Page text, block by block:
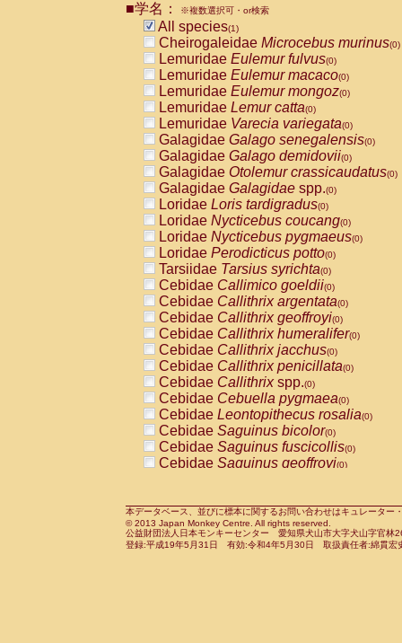
CebidaeCebus nigrivittatus
CebidaeCebus
CebidaeSaimiri boliviensis(0)
CebidaeSaimiri sciureus(0)
AtelidaeAlouatta caraya(0)
AtelidaeAlouatta fusca(0)
AtelidaeAlouatta seniculus
AtelidaeAlouattaspp.(0)
AtelidaeAteles belzebuth(0)
AtelidaeAteles geoffroyi(0)
AtelidaeAteles paniscus(0)
AtelidaeAtelesspp.(0)
Atelidae Lagothrix lagothricha
AtelidaeLagothrix lagothricha cana
PitheciidaeCacajao calvus
PitheciidaeCallicebus cupreus
PitheciidaeCallicebus donacophilus
PitheciidaeCallicebus moloch
PitheciidaeCallicebus torquatus
PitheciidaeCallicebusspp.(0)
PitheciidaeChiropotes satanas(0)
PitheciidaePithecia monachus
PitheciidaePithecia pithecia(0)
CercopithecidaeCercocebus agilis
CercopithecidaeCercocebus
CercopithecidaeCercocebus
CercopithecidaeCercocebus
CercopithecidaeCercocebus
CercopithecidaeCercocebushybrid
CercopithecidaePapio anubis(0)
CercopithecidaePapio cynocephalus
CercopithecidaePapio hamadryas(0)
■学名： ※複数選択可・or検索
All species(1)
Cheirogaleidae Microcebus murinus(0)
Lemuridae Eulemur fulvus(0)
Lemuridae Eulemur macaco(0)
Lemuridae Eulemur mongoz(0)
Lemuridae Lemur catta(0)
Lemuridae Varecia variegata(0)
Galagidae Galago senegalensis(0)
Galagidae Galago demidovii(0)
Galagidae Otolemur crassicaudatus(0)
Galagidae Galagidae spp.(0)
Loridae Loris tardigradus(0)
Loridae Nycticebus coucang(0)
Loridae Nycticebus pygmaeus(0)
Loridae Perodicticus potto(0)
Tarsiidae Tarsius syrichta(0)
Cebidae Callimico goeldii(0)
Cebidae Callithrix argentata(0)
Cebidae Callithrix geoffroyi(0)
Cebidae Callithrix humeralifer(0)
Cebidae Callithrix jacchus(0)
Cebidae Callithrix penicillata(0)
Cebidae Callithrixspp.(0)
Cebidae Cebuella pygmaea(0)
Cebidae Leontopithecus rosalia(0)
Cebidae Saguinus bicolor(0)
Cebidae Saguinus fuscicollis(0)
Cebidae Saguinus geoffroyi(0)
CebidaeSaguinus leucopus(0)
CebidaeSaguinus midas(0)
Cebidae Saguinus mystax(0)
本データベース、並びに標本に関するお問い合わせはキュレータ
© 2013 Japan Monkey Centre. All rights reserved.
公益財団法人日本モンキーセンター 愛知県犬山市大字犬山字官
登録:平成19年5月31日 有効:令和4年5月30日 取扱責任者:綿貫宏